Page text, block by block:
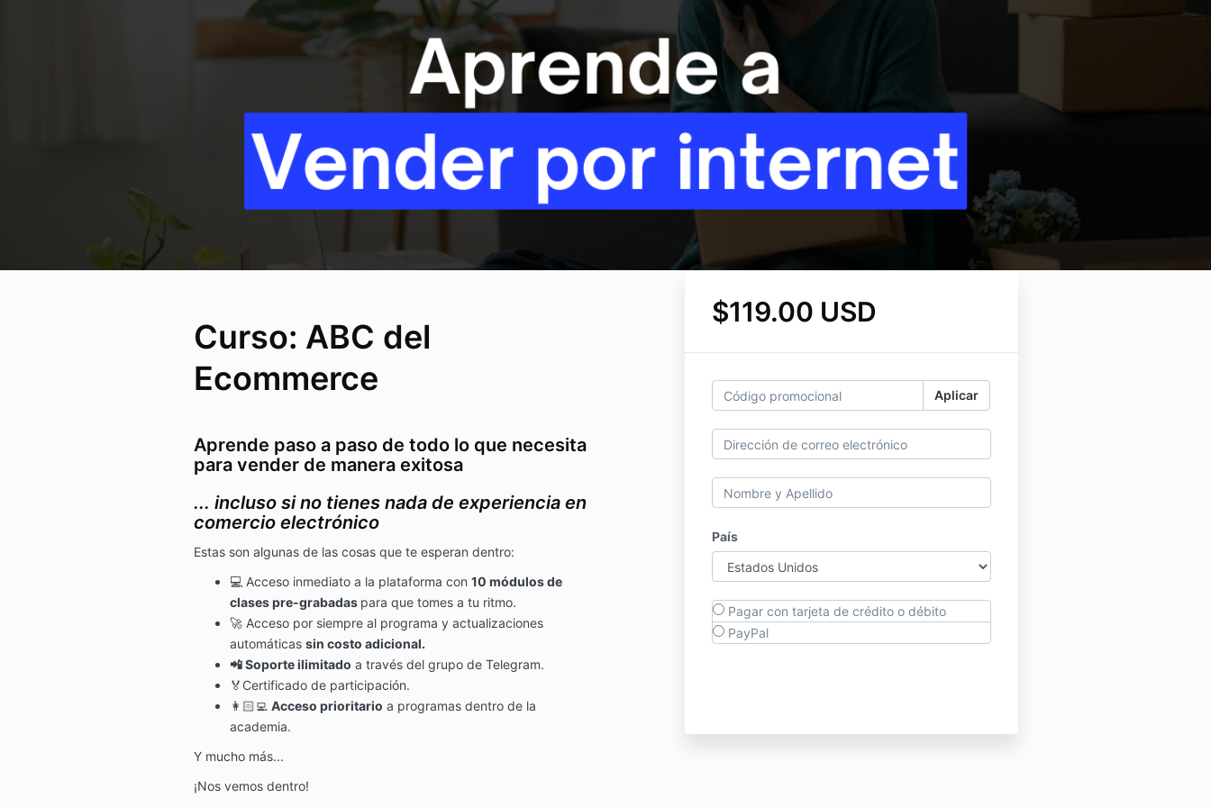
$119.00 USD
Aplicar
País
Pagar con tarjeta de crédito o débito
PayPal
Curso: ABC del
Ecommerce
Aprende paso a paso de todo lo que necesita
para vender de manera exitosa
... incluso si no tienes nada de experiencia en
comercio electrónico
Estas son algunas de las cosas que te esperan dentro:
💻 Acceso inmediato a la plataforma con 10 módulos de
clases pre-grabadas para que tomes a tu ritmo.
🚀 Acceso por siempre al programa y actualizaciones
automáticas sin costo adicional.
📲 Soporte ilimitado a través del grupo de Telegram.
🏅Certificado de participación.
👩🏻‍💻 Acceso prioritario a programas dentro de la
academia.
Y mucho más...
¡Nos vemos dentro!